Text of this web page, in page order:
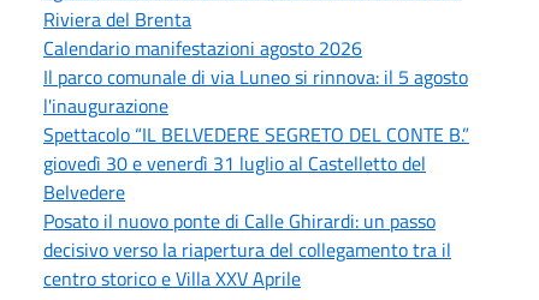
Riviera del Brenta
Calendario manifestazioni agosto 2026
Il parco comunale di via Luneo si rinnova: il 5 agosto
l'inaugurazione
Spettacolo “IL BELVEDERE SEGRETO DEL CONTE B.”
giovedì 30 e venerdì 31 luglio al Castelletto del
Belvedere
Posato il nuovo ponte di Calle Ghirardi: un passo
decisivo verso la riapertura del collegamento tra il
centro storico e Villa XXV Aprile